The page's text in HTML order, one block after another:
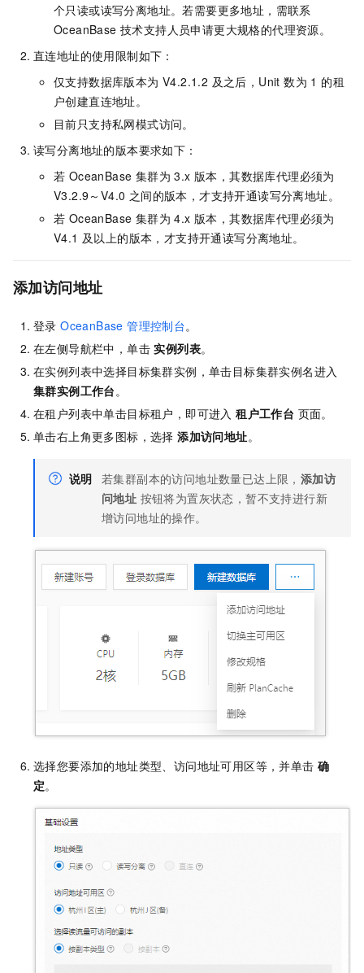
个只读或读写分离地址。若需要更多地址，需联系
OceanBase 技术支持人员申请更大规格的代理资源。
直连地址的使用限制如下：
仅支持数据库版本为 V4.2.1.2 及之后，Unit 数为 1 的租
户创建直连地址。
目前只支持私网模式访问。
读写分离地址的版本要求如下：
若 OceanBase 集群为 3.x 版本，其数据库代理必须为
V3.2.9～V4.0 之间的版本，才支持开通读写分离地址。
若 OceanBase 集群为 4.x 版本，其数据库代理必须为
V4.1 及以上的版本，才支持开通读写分离地址。
添加访问地址
登录OceanBase 管理控制台。
在左侧导航栏中，单击实例列表。
在实例列表中选择目标集群实例，单击目标集群实例名进入
集群实例工作台 。
在租户列表中单击目标租户，即可进入租户工作台 页面。
单击右上角更多图标，选择添加访问地址。
说明 若集群副本的访问地址数量已达上限， 添加访
问地址 按钮将为置灰状态，暂不支持进行新
增访问地址的操作。
选择您要添加的地址类型、访问地址可用区等，并单击 确
定。